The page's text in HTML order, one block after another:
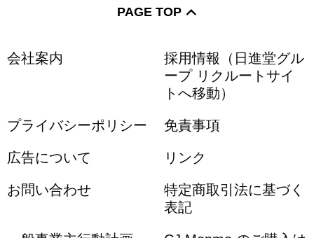
PAGE TOP
会社案内
採用情報（日進堂グル
ープ リクルートサイ
トへ移動）
プライバシーポリシー 免責事項
広告について リンク
お問い合わせ
特定商取引法に基づく
表記